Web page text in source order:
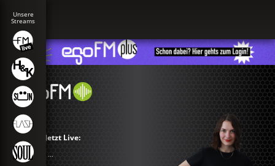
Jetzt Live:
...